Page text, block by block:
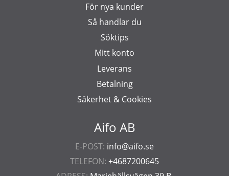
Aifo AB
E-POST: info@aifo.se
TELEFON: +4687200645
För nya kunder
Så handlar du
Söktips
Mitt konto
Leverans
Betalning
Säkerhet & Cookies